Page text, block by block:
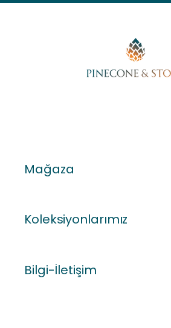
Mağaza
Koleksiyonlarımız
Bilgi-İletişim